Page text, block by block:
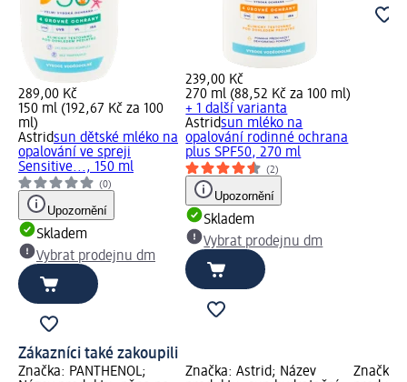
289,00 Kč
150 ml (192,67 Kč za 100
ml)
Astridsun dětské mléko na
opalování ve spreji
Sensitive..., 150 ml
(0)
Upozornění
Skladem
Vybrat prodejnu dm
239,00 Kč
270 ml (88,52 Kč za 100 ml)
+ 1 další varianta
Astridsun mléko na
opalování rodinné ochrana
plus SPF50, 270 ml
(2)
Upozornění
Skladem
Vybrat prodejnu dm
Zákazníci také zakoupili
Značka: PANTHENOL;
Značka: Astrid; Název
Značka: